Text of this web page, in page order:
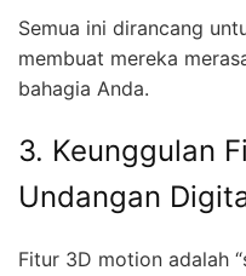
Semua ini dirancang
membuat mereka
bahagia Anda.
3. Keunggulan
Undangan
Fitur 3D motion adalah